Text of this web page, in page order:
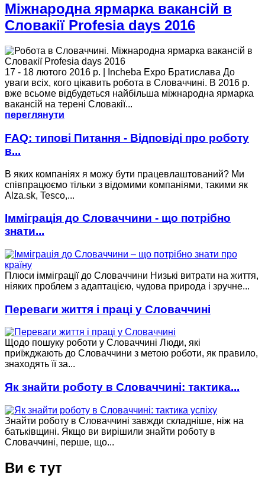
Міжнародна ярмарка вакансій в
Словакії Profesia days 2016
17 - 18 лютого 2016 р. | Incheba Expo Братислава До
уваги всіх, кого цікавить робота в Словаччині. В 2016 р.
вже всьоме відбудеться найбільша міжнародна ярмарка
вакансій на терені Словакії...
переглянути
FAQ: типові Питання - Відповіді про роботу
в...
В яких компаніях я можу бути працевлаштований? Ми
співпрацюємо тільки з відомими компаніями, такими як
Alza.sk, Tesco,...
Імміграція до Словаччини - що потрібно
знати...
Плюси імміграції до Словаччини Низькі витрати на життя,
ніяких проблем з адаптацією, чудова природа і зручне...
Переваги життя і праці у Словаччині
Щодо пошуку роботи у Словаччині Люди, які
приїжджають до Словаччини з метою роботи, як правило,
знаходять її за...
Як знайти роботу в Словаччині: тактика...
Знайти роботу в Словаччині завжди складніше, ніж на
батьківщині. Якщо ви вирішили знайти роботу в
Словаччині, перше, що...
Ви є тут